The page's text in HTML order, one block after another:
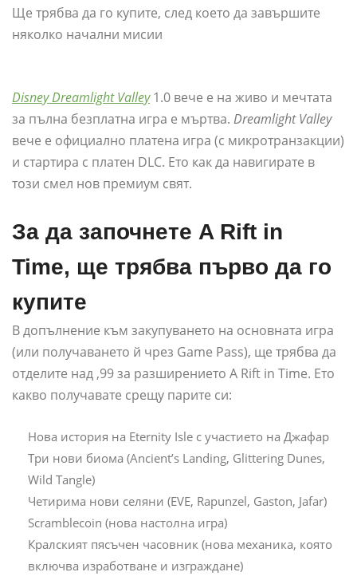
Ще трябва да го купите, след което да завършите
няколко начални мисии
Disney Dreamlight Valley 1.0 вече е на живо и мечтата
за пълна безплатна игра е мъртва. Dreamlight Valley
вече е официално платена игра (с микротранзакции)
и стартира с платен DLC. Ето как да навигирате в
този смел нов премиум свят.
За да започнете A Rift in
Time, ще трябва първо да го
купите
В допълнение към закупуването на основната игра
(или получаването й чрез Game Pass), ще трябва да
отделите над ,99 за разширението A Rift in Time. Ето
какво получавате срещу парите си:
Нова история на Eternity Isle с участието на Джафар
Три нови биома (Ancient’s Landing, Glittering Dunes,
Wild Tangle)
Четирима нови селяни (EVE, Rapunzel, Gaston, Jafar)
Scramblecoin (нова настолна игра)
Кралският пясъчен часовник (нова механика, която
включва изработване и изграждане)